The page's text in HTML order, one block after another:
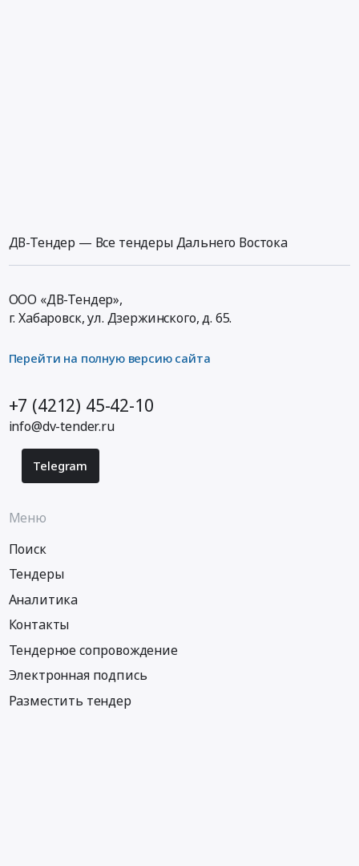
ДВ-Тендер — Все тендеры Дальнего Востока
ООО «ДВ-Тендер»,
г. Хабаровск,ул. Дзержинского, д. 65.
Перейти на полную версию сайта
+7 (4212) 45-42-10
info@dv-tender.ru
Telegram
Меню
Поиск
Тендеры
Аналитика
Контакты
Тендерное сопровождение
Электронная подпись
Разместить тендер